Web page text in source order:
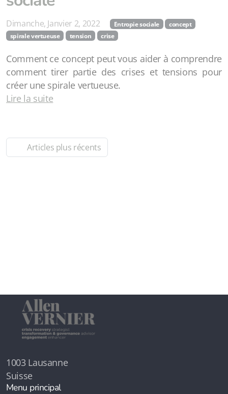
Dimanche, Janvier 2, 2022 Entropie sociale
concept
spirale vertueuse
tension crise
Comment ce concept peut vous aider à comprendre
comment tirer partie des crises et tensions pour
créer une spirale vertueuse.
Lire la suite
Articles plus récents
1003 Lausanne
Suisse
Menu principal